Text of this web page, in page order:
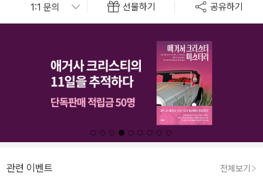
선물하기 공유하기
관련 이벤트 전체보기